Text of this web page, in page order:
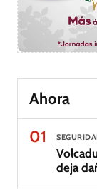
Ahora
01
deja